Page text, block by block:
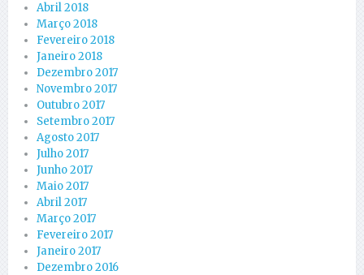
Abril 2018
Março 2018
Fevereiro 2018
Janeiro 2018
Dezembro 2017
Novembro 2017
Outubro 2017
Setembro 2017
Agosto 2017
Julho 2017
Junho 2017
Maio 2017
Abril 2017
Março 2017
Fevereiro 2017
Janeiro 2017
Dezembro 2016